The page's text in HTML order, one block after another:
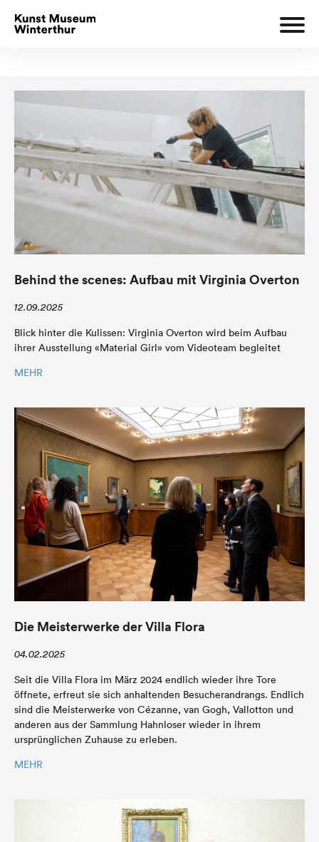
Behind the scenes: Aufbau mit Virginia Overton
12.09.2025
Blick hinter die Kulissen: Virginia Overton wird beim Aufbau
ihrer Ausstellung «Material Girl» vom Videoteam begleitet
MEHR
Die Meisterwerke der Villa Flora
04.02.2025
Seit die Villa Flora im März 2024 endlich wieder ihre Tore
öffnete, erfreut sie sich anhaltenden Besucherandrangs. Endlich
sind die Meisterwerke von Cézanne, van Gogh, Vallotton und
anderen aus der Sammlung Hahnloser wieder in ihrem
ursprünglichen Zuhause zu erleben.
MEHR